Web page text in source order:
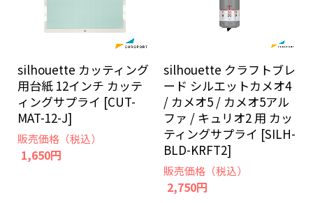
silhouette カッティング
用台紙 12インチ カッテ
ィングサプライ [CUT-
MAT-12-J]
販売価格（税込）
1,650円
silhouette クラフトブレ
ード シルエットカメオ4
/ カメオ5 / カメオ5アル
ファ / キュリオ2 用 カッ
ティングサプライ [SILH-
BLD-KRFT2]
販売価格（税込）
2,750円